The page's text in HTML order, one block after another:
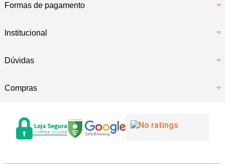
Formas de pagamento
Institucional
Dúvidas
Compras